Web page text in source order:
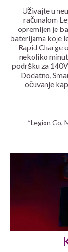
Uživajte u
računalom
opremljen je
baterijama koje
Rapid Charge
nekoliko
podršku za
Dodatno,
očuvanje
*Legion Go,